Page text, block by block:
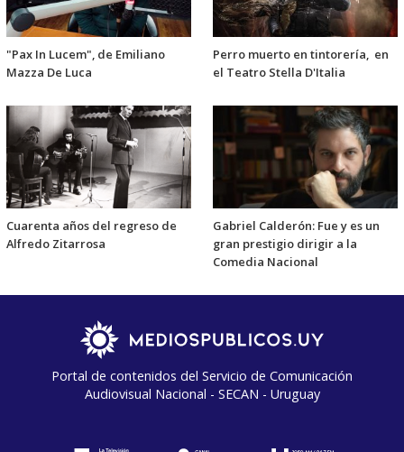
"Pax In Lucem", de Emiliano
Mazza De Luca
Perro muerto en tintorería, en
el Teatro Stella D'Italia
Cuarenta años del regreso de
Alfredo Zitarrosa
Gabriel Calderón: Fue y es un
gran prestigio dirigir a la
Comedia Nacional
Portal de contenidos del Servicio de Comunicación
Audiovisual Nacional - SECAN - Uruguay